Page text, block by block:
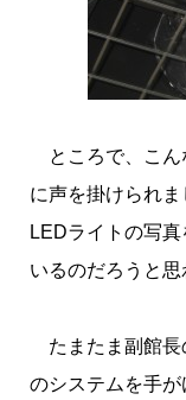
ところで、こん
に声を掛けられ
LEDライトの写
いるのだろうと思
たまたま副館長
のシステムを手